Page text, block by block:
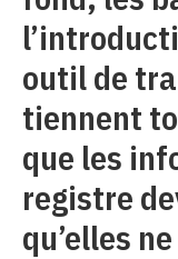
outil de
tiennent
que les
registre
qu’elles